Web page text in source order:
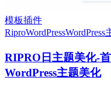
模板插件
RiproWordPressWordPress
RIPRO日主题美化-
WordPress主题美化